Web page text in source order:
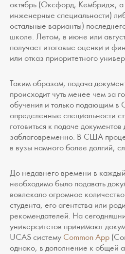
октябрь (Оксфорд, Кембридж,
инженерные специальности)
остальные варианты)
школе. Летом, в июне или
получает итоговые оценки и
или отказ приоритетного
Таким образом, подача
происходит чуть менее чем за
обучения и только подающим в
определенные специальности
готовиться к подаче документов
заблаговременно. В США
в вузы намного более долгий,
До недавнего времени в
необходимо было подавать
вовлекало огромное
студента, его агентства или
рекомендателей. На
университетов принимают
UCAS систему Common App
однако, в дополнение к общей